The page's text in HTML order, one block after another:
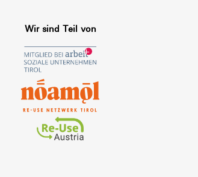
Wir sind Teil von